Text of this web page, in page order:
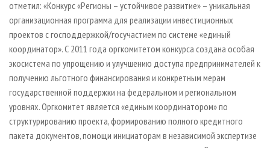
отметил: «Конкурс «Регионы – устойчивое развитие» – уникальная
организационная программа для реализации инвестиционных
проектов с господдержкой/госучастием по системе «единый
координатор». С 2011 года оргкомитетом конкурса создана особая
экосистема по упрощению и улучшению доступа предпринимателей к
получению льготного финансирования и конкретным мерам
государственной поддержки на федеральном и региональном
уровнях. Оргкомитет является «единым координатором» по
структурированию проекта, формированию полного кредитного
пакета документов, помощи инициаторам в независимой экспертизе